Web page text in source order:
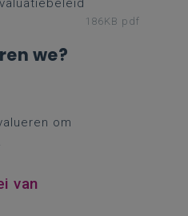
186KB pdf
we?
om
van